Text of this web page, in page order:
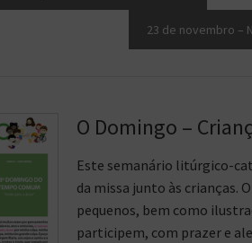
23 de novembro –
O Domingo –
Este semanário litúrgico-
da missa junto às crianças.
pequenos, bem como
participem, com prazer e